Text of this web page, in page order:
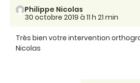
Philippe Nicolas
30 octobre 2019 à 11 h 21 min
Très bien votre intervention
Nicolas